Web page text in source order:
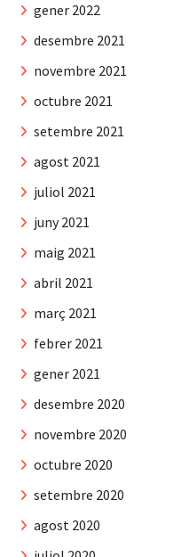
gener 2022
desembre 2021
novembre 2021
octubre 2021
setembre 2021
agost 2021
juliol 2021
juny 2021
maig 2021
abril 2021
març 2021
febrer 2021
gener 2021
desembre 2020
novembre 2020
octubre 2020
setembre 2020
agost 2020